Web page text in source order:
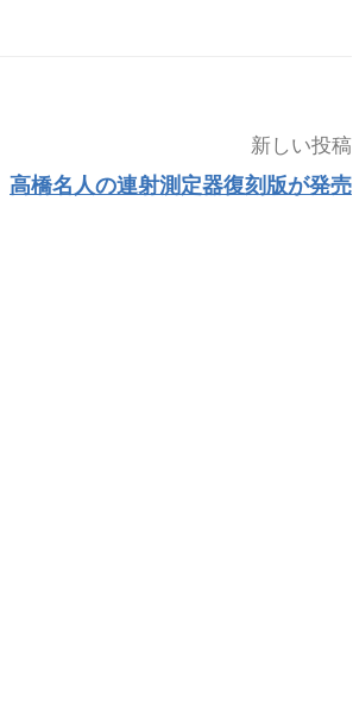
新しい投稿
高橋名人の連射測定器復刻版が発売